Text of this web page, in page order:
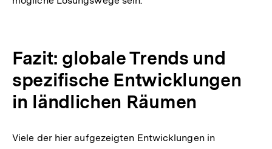
Innovative Modelle z. B. mit autonom fahrenden
Fazit: globale Trends und
spezifische Entwicklungen
in ländlichen Räumen